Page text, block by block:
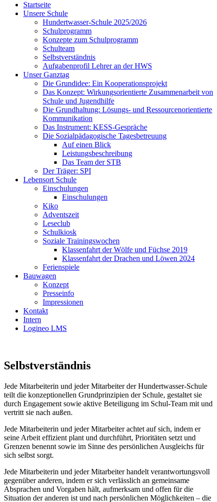
Startseite
Unsere Schule
Hundertwasser-Schule 2025/2026
Schulprogramm
Konzepte zum Schulprogramm
Schulteam
Selbst­ver­ständ­nis
Aufgabenprofil Lehrer an der HWS
Unser Ganztag
Die Grundidee: Ein Kooperationsprojekt
Das Konzept: Wirkungsorientierte Zusammenarbeit von
Schule und Jugendhilfe
Die Grundhaltung: Lösungs- und Ressourcenorientierte
Kommunikation
Das Instrument: KESS-Gespräche
Die Sozialpädagogische Tagesbetreuung
Auf einen Blick
Leistungsbeschreibung
Das Team der STB
Der Träger: SPI
Lebensort Schule
Einschulungen
Einschulungen
Kiko
Adventszeit
Leseclub
Schulkiosk
Soziale Trainingswochen
Klassenfahrt der Wölfe und Füchse 2019
Klassenfahrt der Drachen und Löwen 2024
Ferienspiele
Bauwagen
Konzept
Presseinfo
Impressionen
Kontakt
Intern
Logineo LMS
Selbst­ver­ständ­nis
Jede Mitarbeiterin und jeder Mitarbeiter der Hundertwasser-Schule
teilt die konzeptionellen Grundprinzipien der Schule, gestaltet sie
durch Engagement sowie aktive Beteiligung im Schul-Team mit und
vertritt sie nach außen.
Jede Mitarbeiterin und jeder Mitarbeiter achtet auf sich, indem er
seine Arbeit effizient plant und durchführt, Prioritäten setzt und
Grenzen benennt sowie im Sinne des persönlichen Ausgleichs für
sich selbst sorgt.
Jede Mitarbeiterin und jeder Mitarbeiter handelt verantwortungsvoll
gegenüber anderen, indem er sich verlässlich an gemeinsame
Absprachen und Vorgaben hält, aufmerksam und offen für die
Situation der anderen ist und nach persönlichen Möglichkeiten – die